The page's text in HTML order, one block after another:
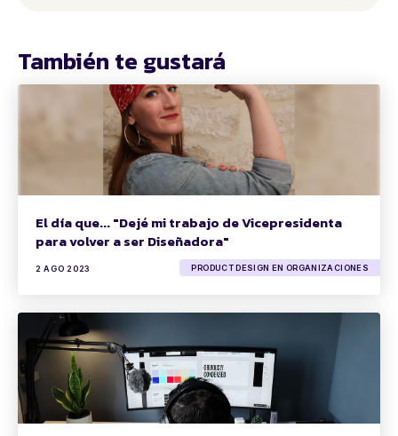
También te gustará
El día que... "Dejé mi trabajo de Vicepresidenta
para volver a ser Diseñadora"
2 AGO 2023 PRODUCT DESIGN EN ORGANIZACIONES